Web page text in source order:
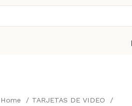
Home
TARJETAS DE VIDEO